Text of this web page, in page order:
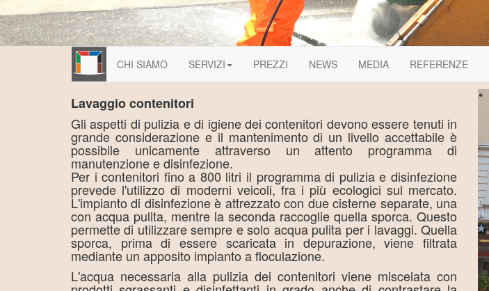
CHI SIAMO SERVIZI PREZZI NEWS MEDIA REFERENZE
Lavaggio contenitori
Gli aspetti di pulizia e di igiene dei contenitori devono essere tenuti in
grande considerazione e il mantenimento di un livello accettabile è
possibile unicamente attraverso un attento programma di
manutenzione e disinfezione.
Per i contenitori fino a 800 litri il programma di pulizia e disinfezione
prevede l'utilizzo di moderni veicoli, fra i più ecologici sul mercato.
L'impianto di disinfezione è attrezzato con due cisterne separate, una
con acqua pulita, mentre la seconda raccoglie quella sporca. Questo
permette di utilizzare sempre e solo acqua pulita per i lavaggi. Quella
sporca, prima di essere scaricata in depurazione, viene filtrata
mediante un apposito impianto a floculazione.
L'acqua necessaria alla pulizia dei contenitori viene miscelata con